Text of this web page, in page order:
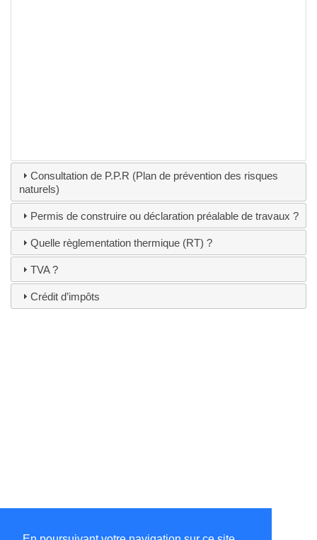
Consultation de P.P.R (Plan de prévention des risques
naturels)
Permis de construire ou déclaration préalable de travaux ?
Quelle règlementation thermique (RT) ?
TVA ?
Crédit d’impôts